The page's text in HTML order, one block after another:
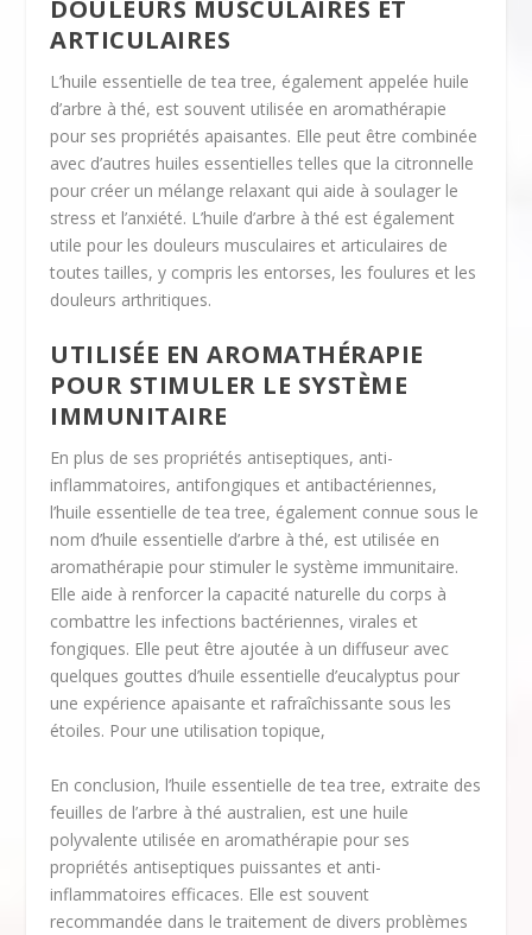
DOULEURS MUSCULAIRES ET
ARTICULAIRES
L’huile essentielle de tea tree, également appelée huile
d’arbre à thé, est souvent utilisée en aromathérapie
pour ses propriétés apaisantes. Elle peut être combinée
avec d’autres huiles essentielles telles que la citronnelle
pour créer un mélange relaxant qui aide à soulager le
stress et l’anxiété. L’huile d’arbre à thé est également
utile pour les douleurs musculaires et articulaires de
toutes tailles, y compris les entorses, les foulures et les
douleurs arthritiques.
UTILISÉE EN AROMATHÉRAPIE
POUR STIMULER LE SYSTÈME
IMMUNITAIRE
En plus de ses propriétés antiseptiques, anti-
inflammatoires, antifongiques et antibactériennes,
l’huile essentielle de tea tree, également connue sous le
nom d’huile essentielle d’arbre à thé, est utilisée en
aromathérapie pour stimuler le système immunitaire.
Elle aide à renforcer la capacité naturelle du corps à
combattre les infections bactériennes, virales et
fongiques. Elle peut être ajoutée à un diffuseur avec
quelques gouttes d’huile essentielle d’eucalyptus pour
une expérience apaisante et rafraîchissante sous les
étoiles. Pour une utilisation topique,
En conclusion, l’huile essentielle de tea tree, extraite des
feuilles de l’arbre à thé australien, est une huile
polyvalente utilisée en aromathérapie pour ses
propriétés antiseptiques puissantes et anti-
inflammatoires efficaces. Elle est souvent
recommandée dans le traitement de divers problèmes